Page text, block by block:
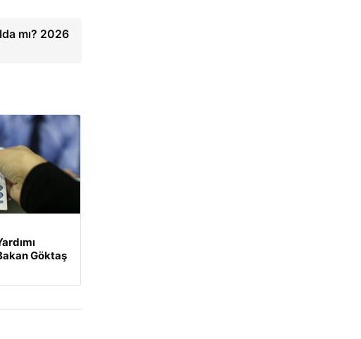
mı? 2026
Göktaş